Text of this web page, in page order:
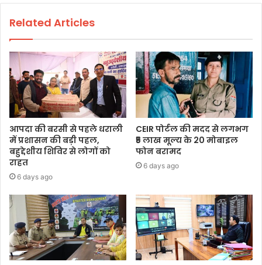
Related Articles
आपदा की बरसी से पहले धराली
में प्रशासन की बड़ी पहल,
बहुद्देशीय शिविर से लोगों को
राहत
6 days ago
CEIR पोर्टल की मदद से लगभग
₹5 लाख मूल्य के 20 मोबाइल
फोन बरामद
6 days ago